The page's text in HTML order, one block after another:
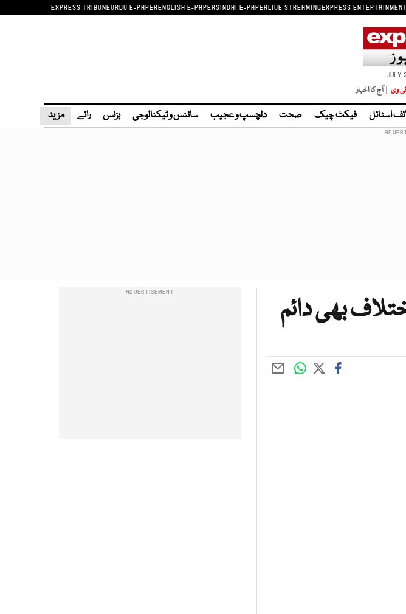
EXPRESS TRIBUNEURDU E-PAPERENGLISH E-PAPERSINDHI E-PAPERLIVE STREAMINGEXPRESS ENTERTAINMENT
JULY
ٹی وی | آج کا اخبار
اسٹائل فیکٹ چیک صحت دلچسپ و عجیب سائنس و ٹیکنالوجی بزنس رائے مزید
بھی دائم